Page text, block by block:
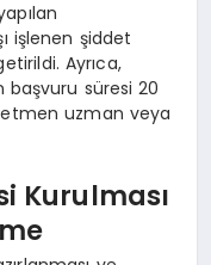
işlenen şiddet
Ayrıca,
süresi 20
uzman veya
Kurulması